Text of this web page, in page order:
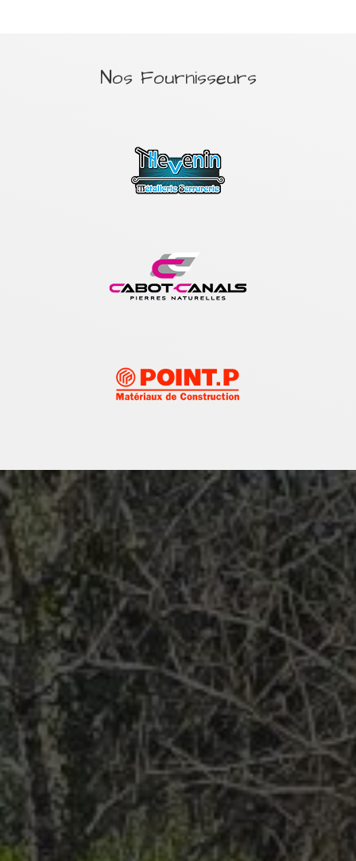
Nos Fournisseurs